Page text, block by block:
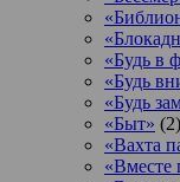
«Будь в
«Будь
«Будь
«Быт» (2)
«Вахта
«Вместе